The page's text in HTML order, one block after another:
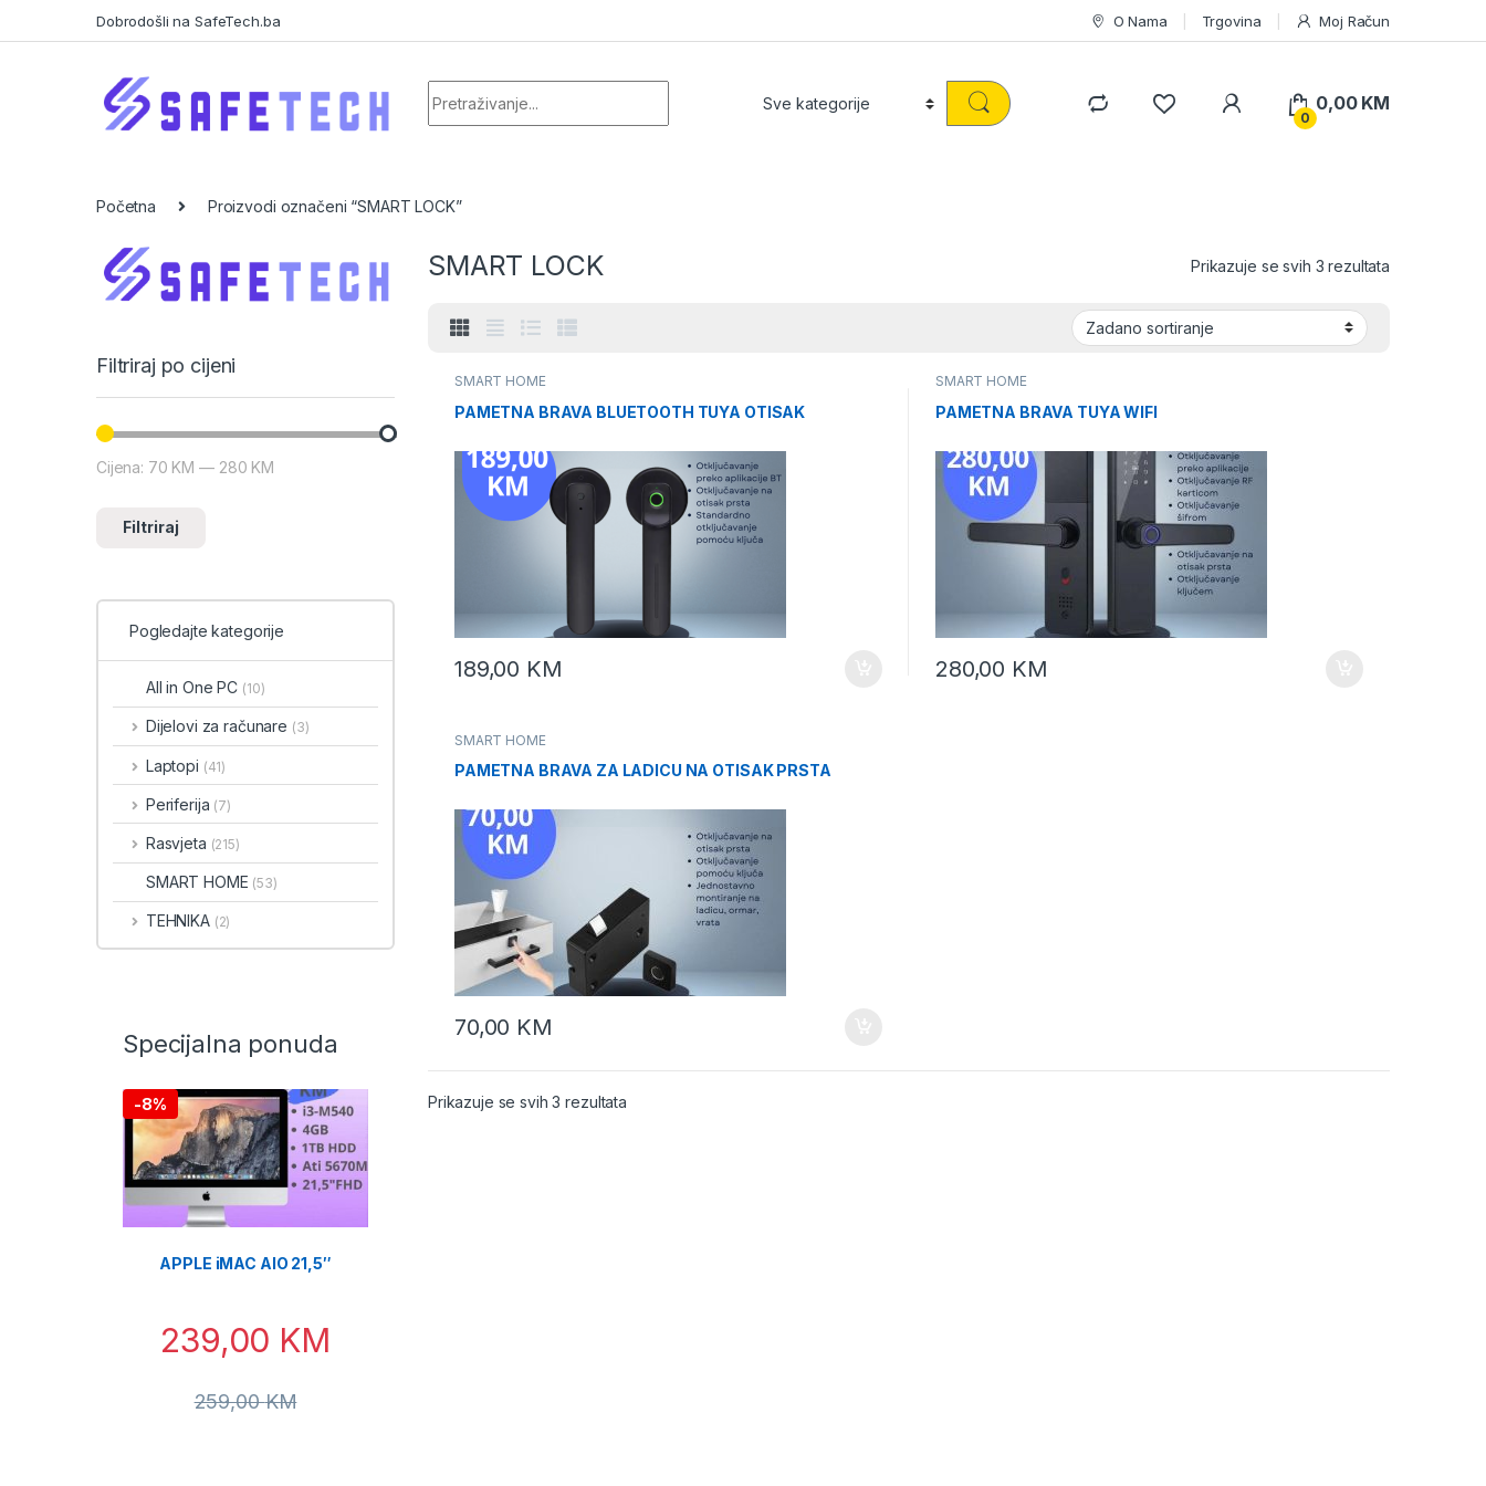
Dobrodošli na SafeTech.ba O Nama Trgovina Moj Račun
0
0,00 KM
Početna Proizvodi označeni “SMART LOCK”
SMART LOCK Prikazuje se svih 3 rezultata
SMART HOME
PAMETNA BRAVA BLUETOOTH TUYA OTISAK
189,00 KM
SMART HOME
PAMETNA BRAVA TUYA WIFI
280,00 KM
SMART HOME
PAMETNA BRAVA ZA LADICU NA OTISAK PRSTA
70,00 KM
Prikazuje se svih 3 rezultata
Filtriraj po cijeni
Min cijena
Maks cijena
Filtriraj
Cijena: 70 KM — 280 KM
Pogledajte kategorije
All in One PC (10)
Dijelovi za računare (3)
Laptopi (41)
Periferija (7)
Rasvjeta (215)
SMART HOME (53)
TEHNIKA (2)
Specijalna ponuda
-8%
APPLE iMAC AIO 21,5″
239,00 KM
259,00KM